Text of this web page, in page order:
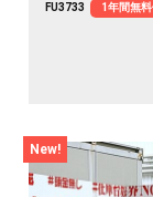
FU3733
1年間無
New!